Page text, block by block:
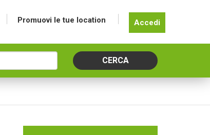
Promuovi le tue location Accedi